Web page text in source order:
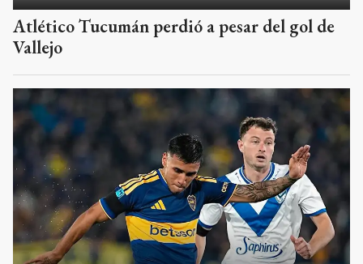
Atlético Tucumán perdió a pesar del gol de
Vallejo